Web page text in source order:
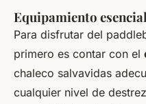
Equipamiento
Para disfrutar del
primero es contar con el
chaleco salvavidas
cualquier nivel de